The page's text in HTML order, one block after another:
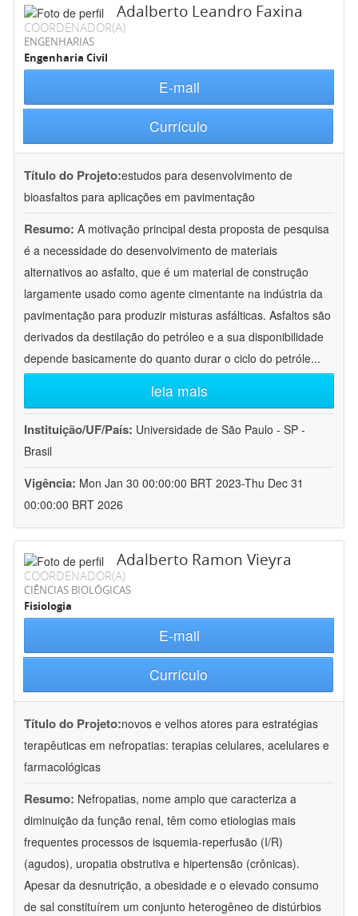
Adalberto Leandro Faxina
COORDENADOR(A)
ENGENHARIAS
Engenharia Civil
E-mail
Currículo
Título do Projeto:estudos para desenvolvimento de
bioasfaltos para aplicações em pavimentação
Resumo: A motivação principal desta proposta de pesquisa
é a necessidade do desenvolvimento de materiais
alternativos ao asfalto, que é um material de construção
largamente usado como agente cimentante na indústria da
pavimentação para produzir misturas asfálticas. Asfaltos são
derivados da destilação do petróleo e a sua disponibilidade
depende basicamente do quanto durar o ciclo do petróle...
leia mais
Instituição/UF/País: Universidade de São Paulo - SP -
Brasil
Vigência: Mon Jan 30 00:00:00 BRT 2023-Thu Dec 31
00:00:00 BRT 2026
Adalberto Ramon Vieyra
COORDENADOR(A)
CIÊNCIAS BIOLÓGICAS
Fisiologia
E-mail
Currículo
Título do Projeto:novos e velhos atores para estratégias
terapêuticas em nefropatias: terapias celulares, acelulares e
farmacológicas
Resumo: Nefropatias, nome amplo que caracteriza a
diminuição da função renal, têm como etiologias mais
frequentes processos de isquemia-reperfusão (I/R)
(agudos), uropatia obstrutiva e hipertensão (crônicas).
Apesar da desnutrição, a obesidade e o elevado consumo
de sal constituírem um conjunto heterogêneo de distúrbios